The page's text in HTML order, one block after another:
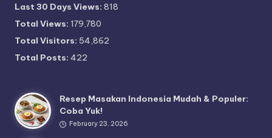
Last 30 Days Views: 818
Total Views: 179,780
Total Visitors: 54,862
Total Posts: 422
Resep Masakan Indonesia Mudah & Populer:
Coba Yuk!
February 23, 2026